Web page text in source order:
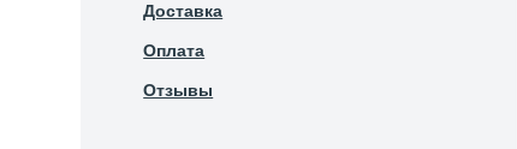
Доставка
Оплата
Отзывы